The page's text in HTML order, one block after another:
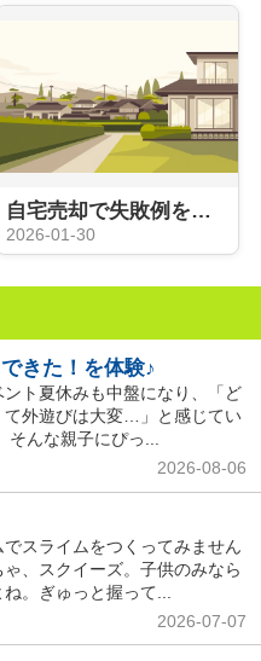
自宅売却で失敗例を避けるには何に注意する？注意点を事前に知り安心して進めよう
2026-01-30
きた！を体験♪
ト夏休みも中盤になり、「ど
て外遊びは大変…」と感じてい
んな親子にぴっ...
2026-08-06
スライムをつくってみません
、スクイーズ。子供のみなら
。ぎゅっと握って...
2026-07-07